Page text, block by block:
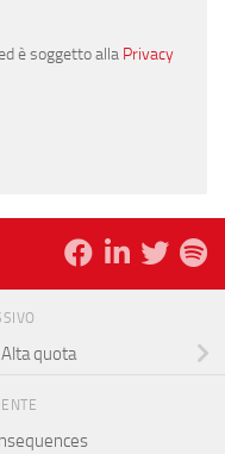
è soggetto alla Privacy
Alta quota